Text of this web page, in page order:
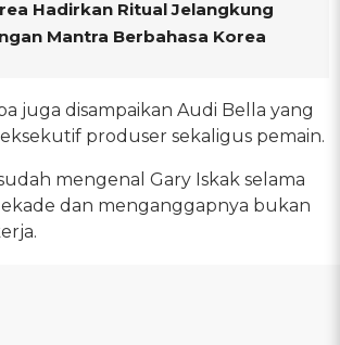
Hadirkan Ritual Jelangkung
Mantra Berbahasa Korea
juga disampaikan Audi Bella yang
produser sekaligus pemain.
mengenal Gary Iskak selama
dan menganggapnya bukan